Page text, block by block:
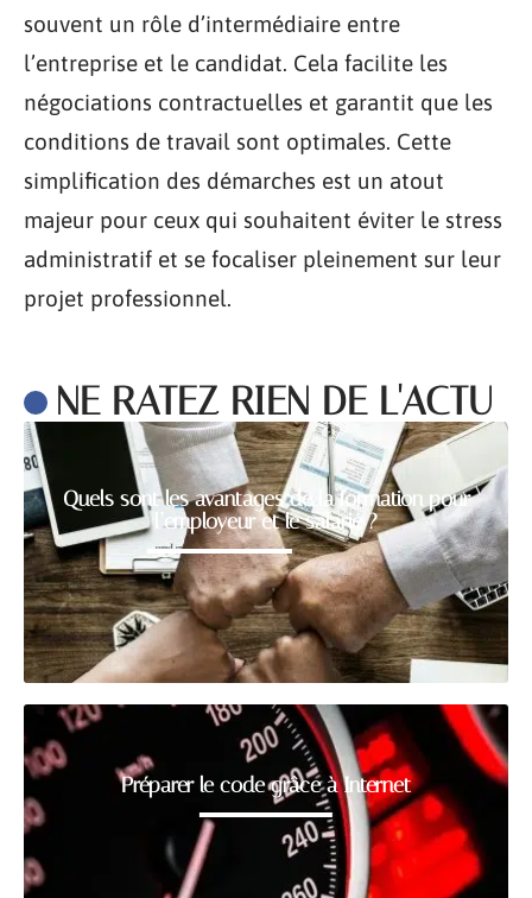
souvent un rôle d’intermédiaire entre
l’entreprise et le candidat. Cela facilite les
négociations contractuelles et garantit que les
conditions de travail sont optimales. Cette
simplification des démarches est un atout
majeur pour ceux qui souhaitent éviter le stress
administratif et se focaliser pleinement sur leur
projet professionnel.
NE RATEZ RIEN DE L'ACTU
Quels sont les avantages de la formation pour
l’employeur et le salarié ?
Préparer le code grâce à Internet